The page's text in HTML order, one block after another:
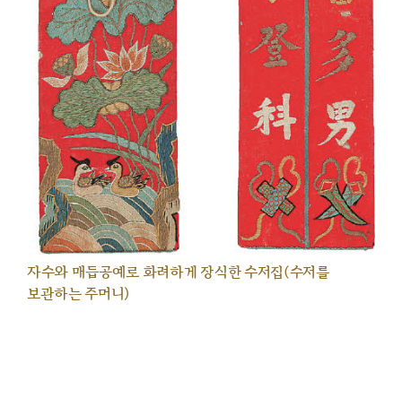
자수와 매듭공예로 화려하게 장식한 수저집(수저를
보관하는 주머니)